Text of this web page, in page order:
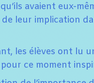
avaient eux-
leur implication
les élèves ont lu
ce moment